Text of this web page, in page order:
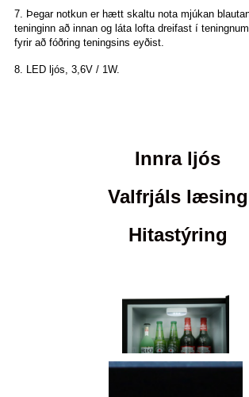
7. Þegar notkun er hætt skaltu nota mjúkan
teninginn að innan og láta lofta dreifast í
fyrir að fóðring teningsins eyðist.
8. LED ljós, 3,6V / 1W.
Innra ljós
Valfrjáls læsing
Hitastýring